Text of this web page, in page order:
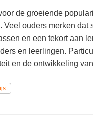
de groeiende
Veel ouders merken
en een tekort aan
en leerlingen.
en de ontwikkeling